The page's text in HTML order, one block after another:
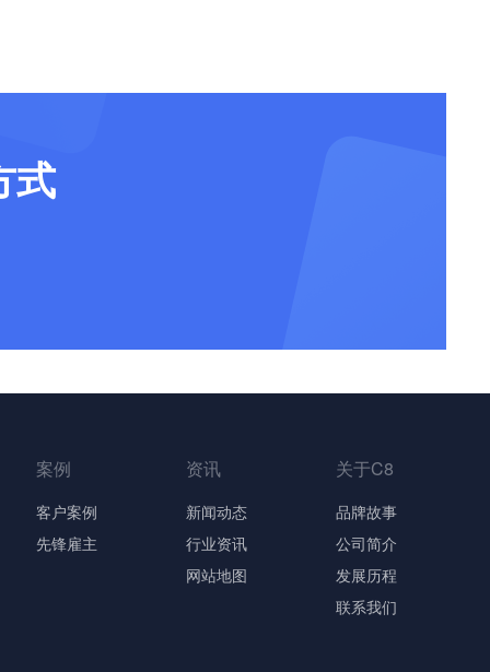
式
案例
客户案例
先锋雇主
资讯
新闻动态
行业资讯
网站地图
关于C8
品牌故事
公司简介
发展历程
联系我们